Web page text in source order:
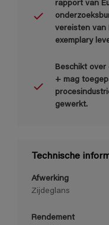
rapport van
vereisten van
exemplary
Beschikt
+ mag
gewerkt.
Technische
Afwerking
Zijdeglans
Rendement